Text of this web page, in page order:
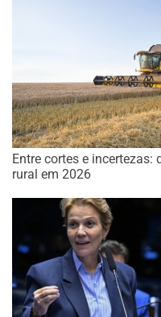
Entre cortes e
rural em 2026